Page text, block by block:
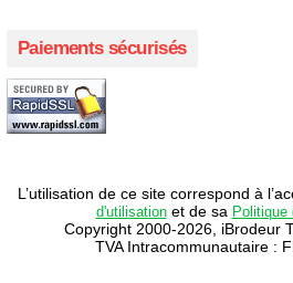
Paiements sécurisés
L’utilisation de ce site correspond à
d'utilisationet de sa Politique
Copyright 2000-2026, iBrodeur
TVA Intracommunautaire :